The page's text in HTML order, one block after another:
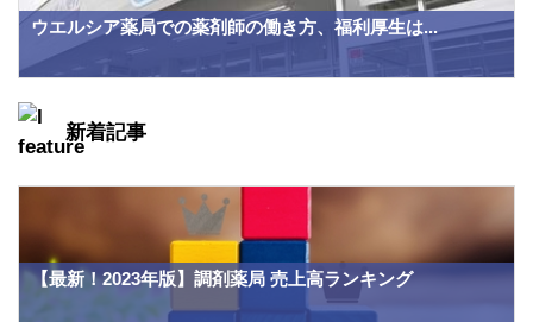
ウエルシア薬局での薬剤師の働き方、福利厚生は...
新着記事
【最新！2023年版】調剤薬局 売上高ランキング